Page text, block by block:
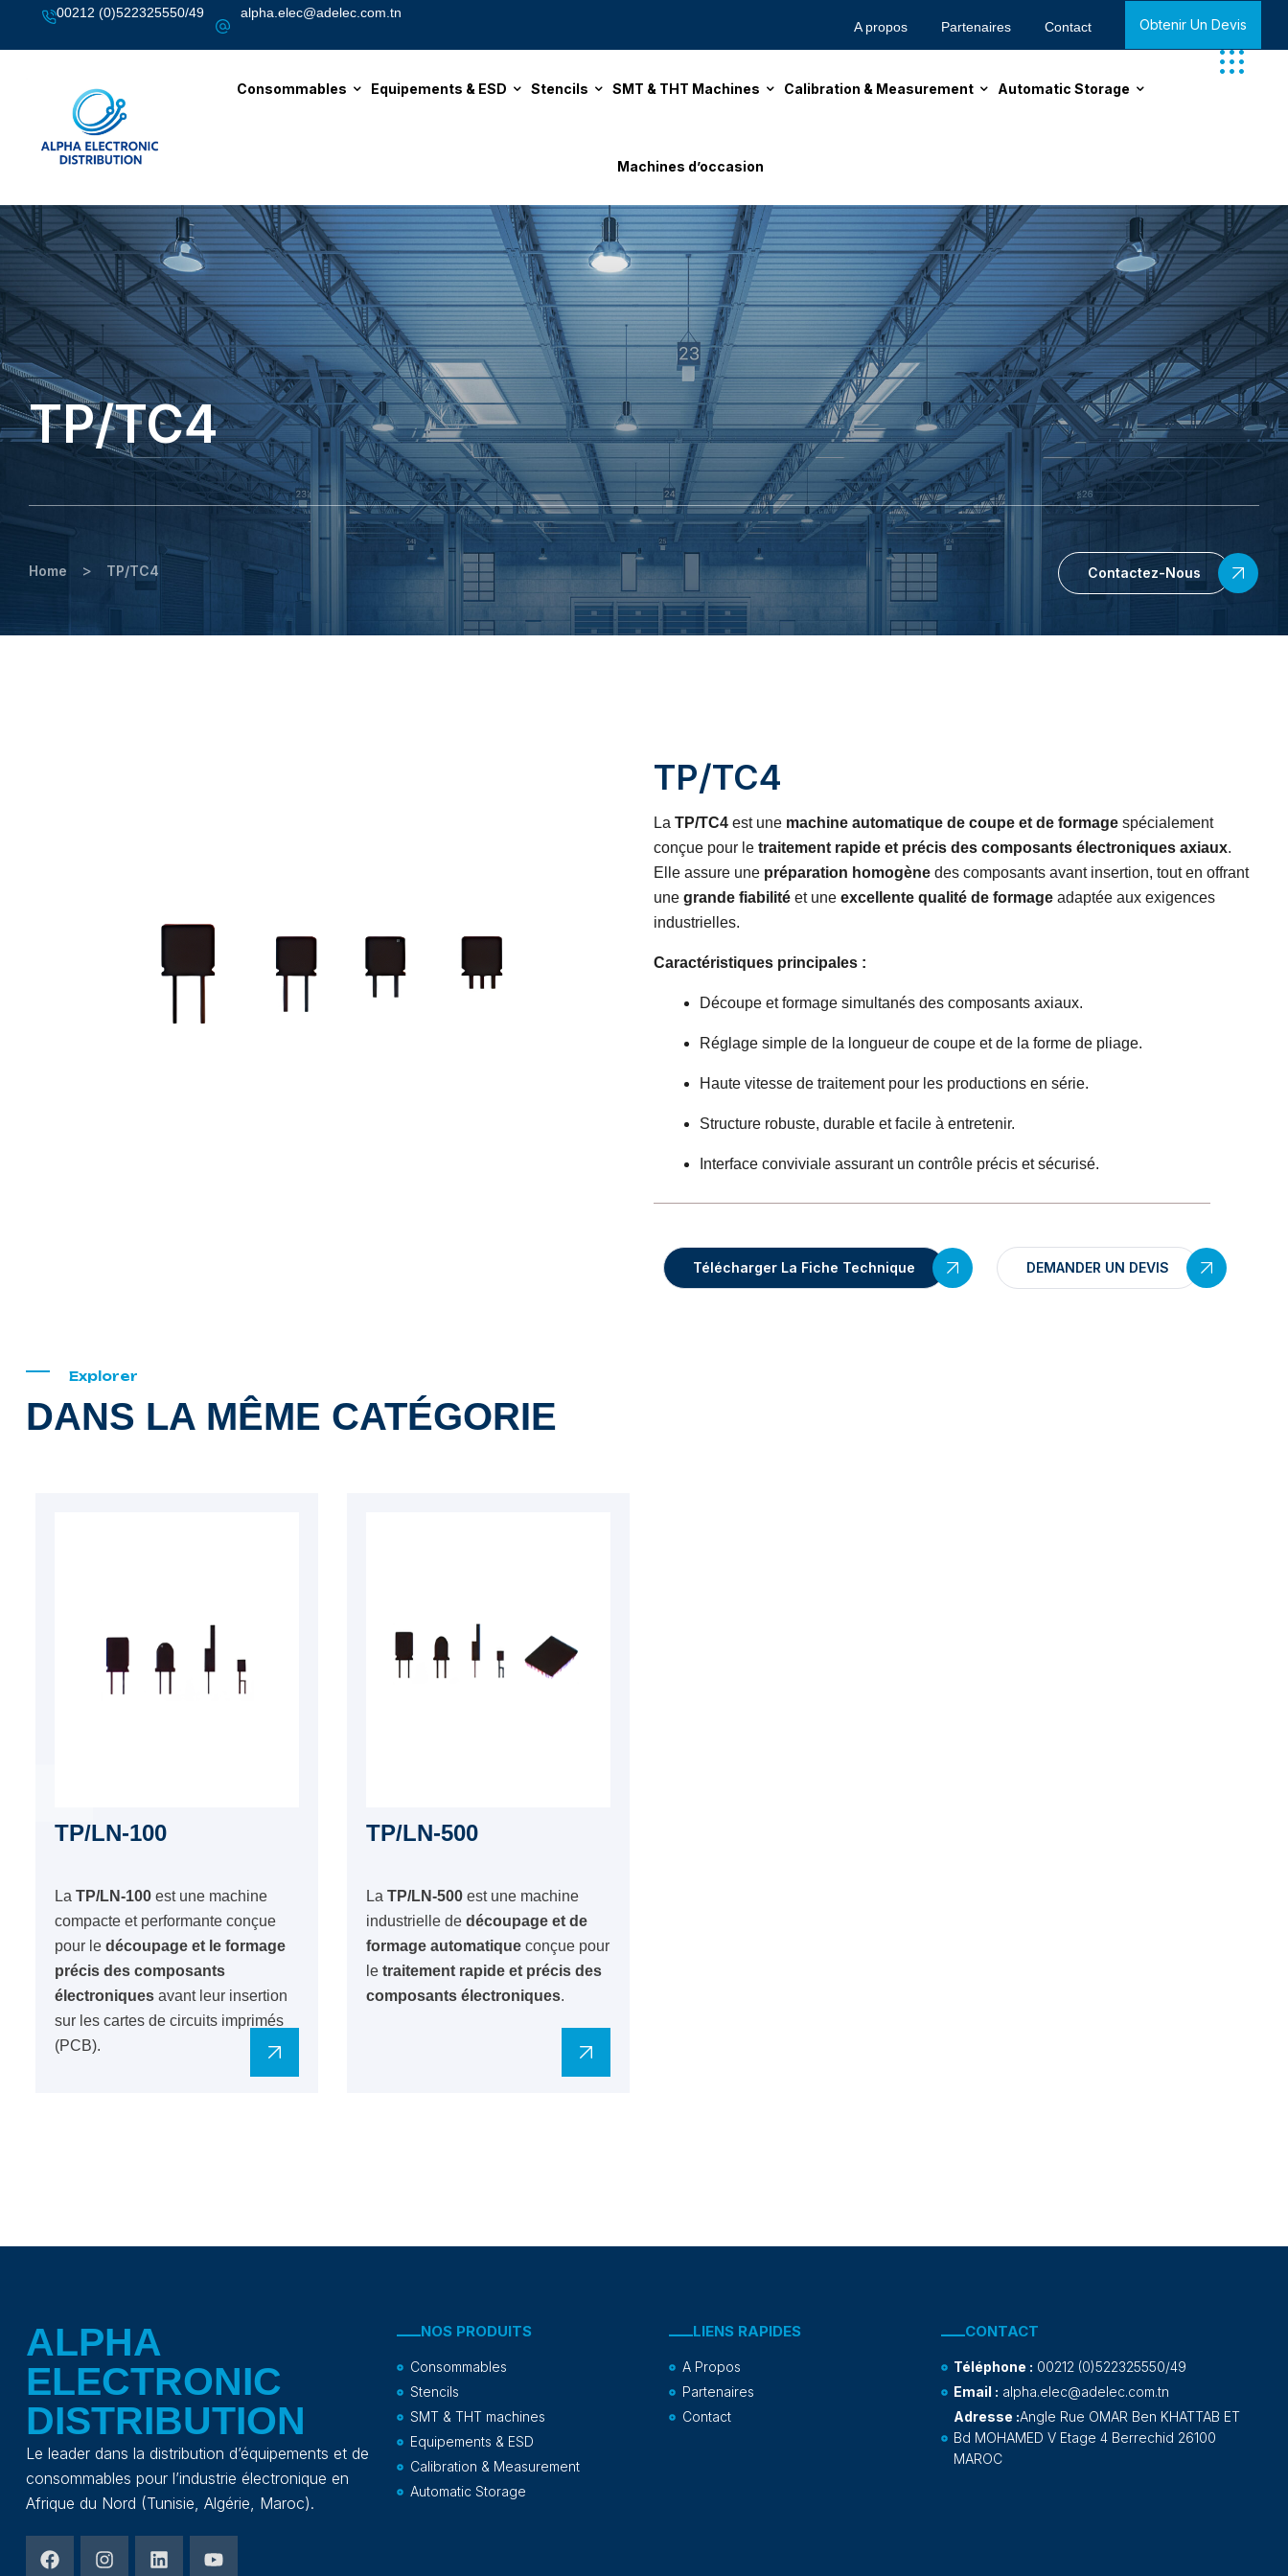
00212 (0)522325550/49
alpha.elec@adelec.com.tn
A propos
Partenaires Contact Obtenir Un Devis
Consommables Equipements & ESD Stencils SMT & THT Machines Calibration & Measurement Automatic Storage
Machines d’occasion
TP/TC4
Home > TP/TC4 Contactez-Nous
TP/TC4
La TP/TC4 est une machine automatique de coupe et de formage spécialement
conçue pour le traitement rapide et précis des composants électroniques axiaux.
Elle assure une préparation homogène des composants avant insertion, tout en offrant
une grande fiabilité et une excellente qualité de formage adaptée aux exigences
industrielles.
Caractéristiques principales :
Découpe et formage simultanés des composants axiaux.
Réglage simple de la longueur de coupe et de la forme de pliage.
Haute vitesse de traitement pour les productions en série.
Structure robuste, durable et facile à entretenir.
Interface conviviale assurant un contrôle précis et sécurisé.
Télécharger La Fiche Technique DEMANDER UN DEVIS
Explorer
DANS LA MÊME CATÉGORIE
TP/LN-100
La TP/LN-100 est une machine
compacte et performante conçue
pour le découpage et le formage
précis des composants
électroniques avant leur insertion
sur les cartes de circuits imprimés
(PCB).
TP/LN-500
La TP/LN-500 est une machine
industrielle de découpage et de
formage automatique conçue pour
le traitement rapide et précis des
composants électroniques.
ALPHA
ELECTRONIC
DISTRIBUTION
Le leader dans la distribution d’équipements et de
consommables pour l’industrie électronique en
Afrique du Nord (Tunisie, Algérie, Maroc).
NOS PRODUITS
Consommables
Stencils
SMT & THT machines
Equipements & ESD
Calibration & Measurement
Automatic Storage
LIENS RAPIDES
A Propos
Partenaires
Contact
CONTACT
Téléphone : 00212 (0)522325550/49
Email : alpha.elec@adelec.com.tn
Adresse :Angle Rue OMAR Ben KHATTAB ET
Bd MOHAMED V Etage 4 Berrechid 26100
MAROC